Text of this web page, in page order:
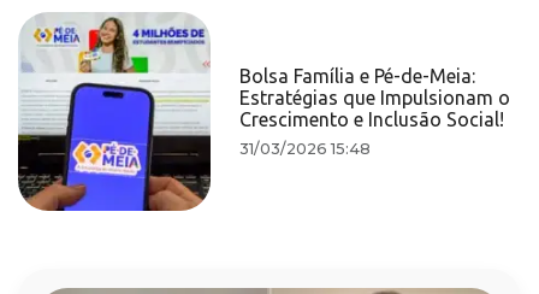
Bolsa Família e Pé-de-Meia:
Estratégias que Impulsionam o
Crescimento e Inclusão Social!
31/03/2026 15:48